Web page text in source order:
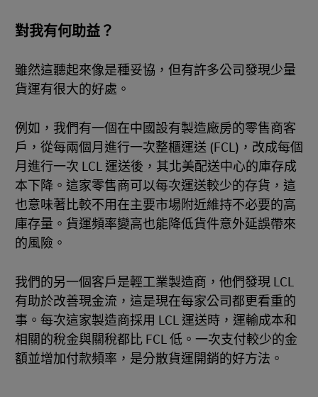
對我有何助益？
雖然這聽起來像是種妥協，但有許多公司發現少量
貨運有很大的好處。
例如，我們有一個在中國設有製造廠房的零售商客
戶，從每兩個月進行一次整櫃運送 (FCL)，改成每個
月進行一次 LCL 運送後，其北美配送中心的庫存成
本下降。這家零售商可以每次運送較少的存貨，這
也意味著比較不用在主要市場附近維持不必要的高
庫存量。貨運頻率變高也能降低貨件意外延誤帶來
的風險。
我們的另一個客戶是輕工業製造商，他們發現 LCL
有助於改善現金流，這是現在每家公司都更看重的
事。每次這家製造商採用 LCL 運送時，運輸成本和
相關的稅金與關稅都比 FCL 低。一次支付較少的金
額並增加付款頻率，是分散貨運開銷的好方法。